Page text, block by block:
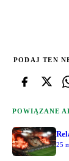
PODAJ TEN
POWIĄZANE
25